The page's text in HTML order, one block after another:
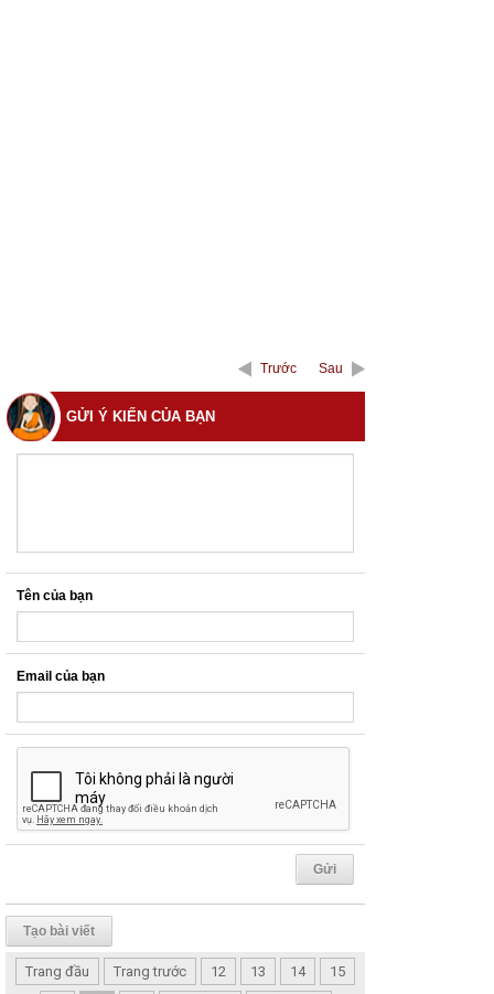
Trước Sau
GỬI Ý KIẾN CỦA BẠN
Tên của bạn
Email của bạn
Tạo bài viết
Trang đầu Trang trước 12 13 14
15